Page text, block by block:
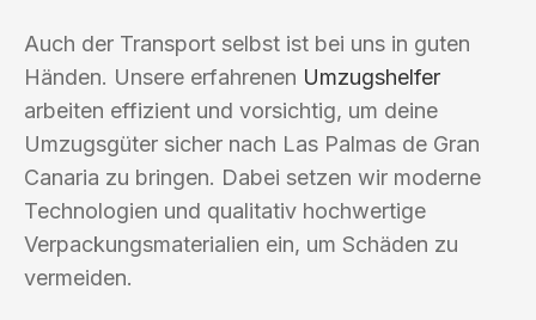
Auch der Transport selbst ist bei uns in guten
Händen. Unsere erfahrenen Umzugshelfer
arbeiten effizient und vorsichtig, um deine
Umzugsgüter sicher nach Las Palmas de Gran
Canaria zu bringen. Dabei setzen wir moderne
Technologien und qualitativ hochwertige
Verpackungsmaterialien ein, um Schäden zu
vermeiden.